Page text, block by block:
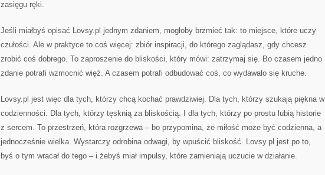
zasięgu ręki.
Jeśli miałbyś opisać Lovsy.pl jednym zdaniem, mogłoby brzmieć tak: to miejsce, które uczy
czułości. Ale w praktyce to coś więcej: zbiór inspiracji, do którego zaglądasz, gdy chcesz
zrobić coś dobrego. To zaproszenie do bliskości, który mówi: zatrzymaj się. Bo czasem jedno
zdanie potrafi wzmocnić więź. A czasem potrafi odbudować coś, co wydawało się kruche.
Lovsy.pl jest więc dla tych, którzy chcą kochać prawdziwiej. Dla tych, którzy szukają piękna w
codzienności. Dla tych, którzy tęsknią za bliskością. I dla tych, którzy po prostu lubią historie
z sercem. To przestrzeń, która rozgrzewa – bo przypomina, że miłość może być codzienna, a
jednocześnie wielka. Wystarczy odrobina odwagi, by wpuścić bliskość. Lovsy.pl jest po to,
byś o tym wracał do tego – i żebyś miał impulsy, które zamieniają uczucie w działanie.